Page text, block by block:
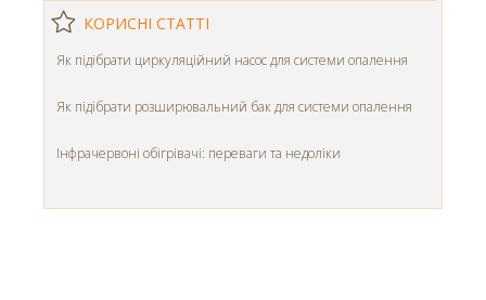
КОРИСНІ СТАТТІ
Як підібрати циркуляційний насос для системи опалення
Як підібрати розширювальний бак для системи опалення
Інфрачервоні обігрівачі: переваги та недоліки